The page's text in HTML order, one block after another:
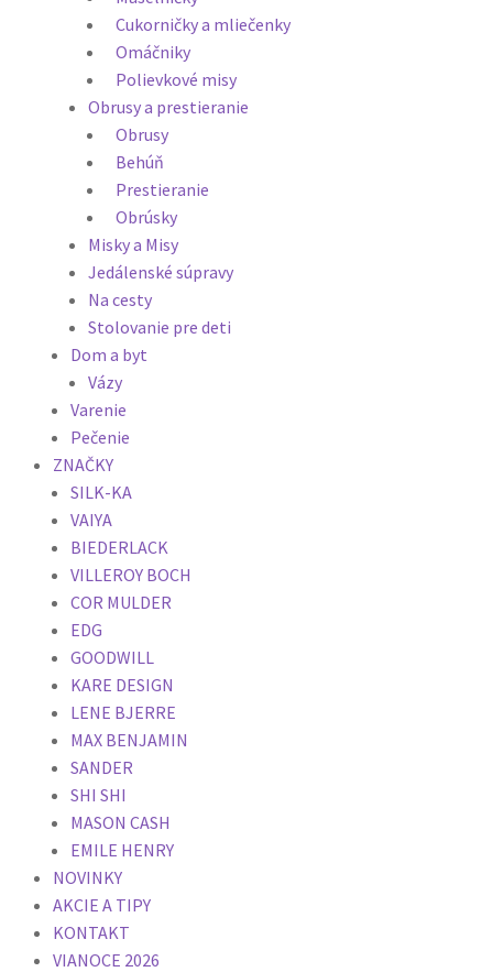
Cukorničky a mliečenky
Omáčniky
Polievkové misy
Obrusy a prestieranie
Obrusy
Behúň
Prestieranie
Obrúsky
Misky a Misy
Jedálenské súpravy
Na cesty
Stolovanie pre deti
Dom a byt
Vázy
Varenie
Pečenie
ZNAČKY
SILK-KA
VAIYA
BIEDERLACK
VILLEROY BOCH
COR MULDER
EDG
GOODWILL
KARE DESIGN
LENE BJERRE
MAX BENJAMIN
SANDER
SHI SHI
MASON CASH
EMILE HENRY
NOVINKY
AKCIE A TIPY
KONTAKT
VIANOCE 2026